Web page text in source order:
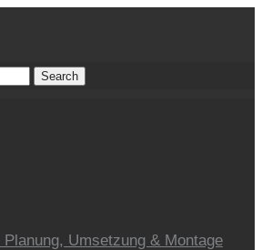
Planung, Umsetzung & Montage